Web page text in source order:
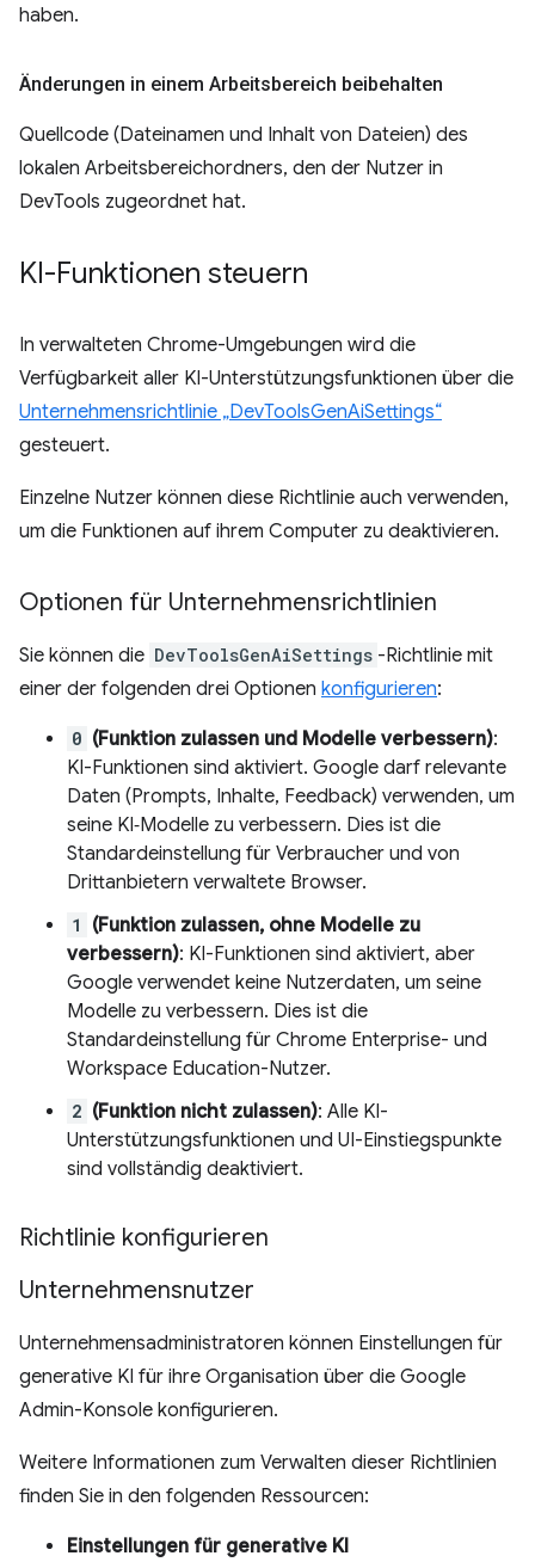
haben.
Änderungen in einem Arbeitsbereich beibehalten
Quellcode (Dateinamen und Inhalt von Dateien) des
lokalen Arbeitsbereichordners, den der Nutzer in
DevTools zugeordnet hat.
KI-Funktionen steuern
In verwalteten Chrome-Umgebungen wird die
Verfügbarkeit aller KI-Unterstützungsfunktionen über die
Unternehmensrichtlinie „DevToolsGenAiSettings“
gesteuert.
Einzelne Nutzer können diese Richtlinie auch verwenden,
um die Funktionen auf ihrem Computer zu deaktivieren.
Optionen für Unternehmensrichtlinien
Sie können die DevToolsGenAiSettings -Richtlinie mit
einer der folgenden drei Optionen konfigurieren:
0 (Funktion zulassen und Modelle verbessern):
KI-Funktionen sind aktiviert. Google darf relevante
Daten (Prompts, Inhalte, Feedback) verwenden, um
seine KI‑Modelle zu verbessern. Dies ist die
Standardeinstellung für Verbraucher und von
Drittanbietern verwaltete Browser.
1
(Funktion zulassen, ohne Modelle zu
verbessern): KI-Funktionen sind aktiviert, aber
Google verwendet keine Nutzerdaten, um seine
Modelle zu verbessern. Dies ist die
Standardeinstellung für Chrome Enterprise- und
Workspace Education-Nutzer.
2 (Funktion nicht zulassen): Alle KI-
Unterstützungsfunktionen und UI-Einstiegspunkte
sind vollständig deaktiviert.
Richtlinie konfigurieren
Unternehmensnutzer
Unternehmensadministratoren können Einstellungen für
generative KI für ihre Organisation über die Google
Admin-Konsole konfigurieren.
Weitere Informationen zum Verwalten dieser Richtlinien
finden Sie in den folgenden Ressourcen:
Einstellungen für generative KI